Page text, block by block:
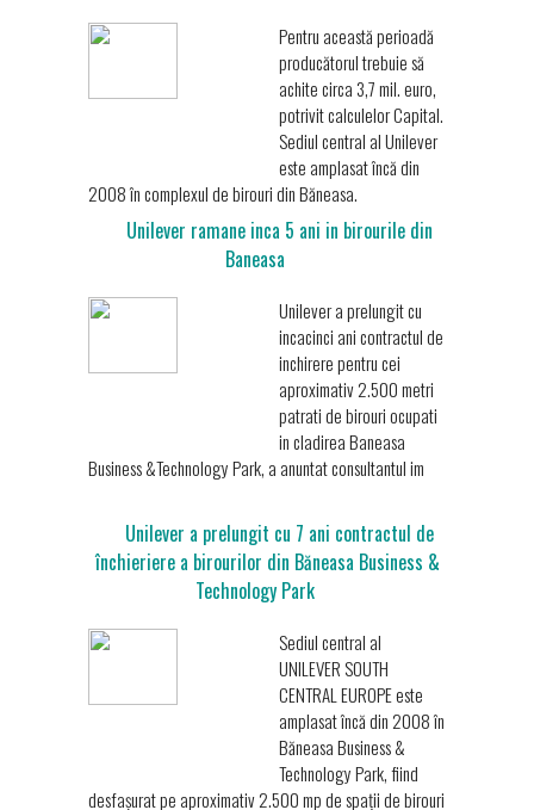
Pentru această perioadă
producătorul trebuie să
achite circa 3,7 mil. euro,
potrivit calculelor Capital.
Sediul central al Unilever
este amplasat încă din
2008 în complexul de birouri din Băneasa.
Unilever ramane inca 5 ani in birourile din
Baneasa
Unilever a prelungit cu
incacinci ani contractul de
inchirere pentru cei
aproximativ 2.500 metri
patrati de birouri ocupati
in cladirea Baneasa
Business &Technology Park, a anuntat consultantul im
Unilever a prelungit cu 7 ani contractul de
închieriere a birourilor din Băneasa Business &
Technology Park
Sediul central al
UNILEVER SOUTH
CENTRAL EUROPE este
amplasat încă din 2008 în
Băneasa Business &
Technology Park, fiind
desfașurat pe aproximativ 2.500 mp de spații de birouri